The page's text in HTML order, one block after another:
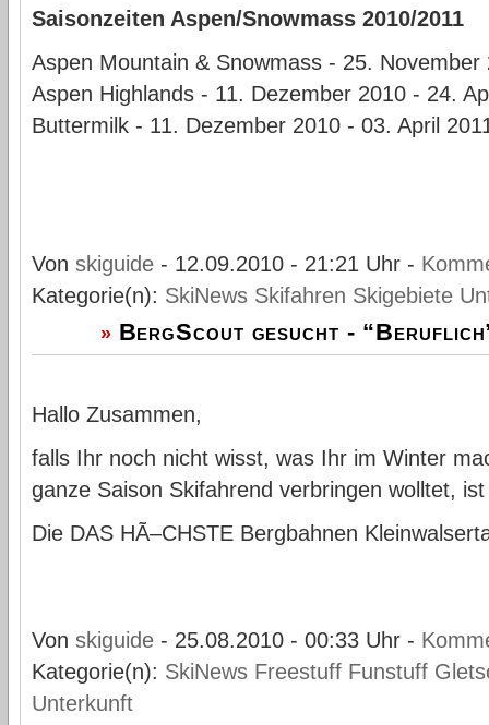
Saisonzeiten Aspen/Snowmass 2010/2011
Aspen Mountain & Snowmass - 25. November
Aspen Highlands - 11. Dezember 2010 - 24.
Buttermilk - 11. Dezember 2010 - 03. April
Von skiguide- 12.09.2010 - 21:21 Uhr -
Kategorie(n): SkiNews Skifahren Skigebiete
» BergScout gesucht -
Hallo Zusammen,
falls Ihr noch nicht wisst, was Ihr im Winter
ganze Saison Skifahrend verbringen wolltet,
Die DAS HÃ–CHSTE Bergbahnen
Von skiguide- 25.08.2010 - 00:33 Uhr -
Kategorie(n): SkiNews Freestuff Funstuff
Unterkunft